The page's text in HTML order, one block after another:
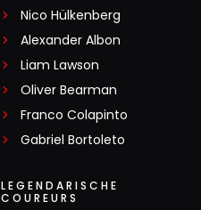
Nico Hülkenberg
Alexander Albon
Liam Lawson
Oliver Bearman
Franco Colapinto
Gabriel Bortoleto
LEGENDARISCHE
COUREURS